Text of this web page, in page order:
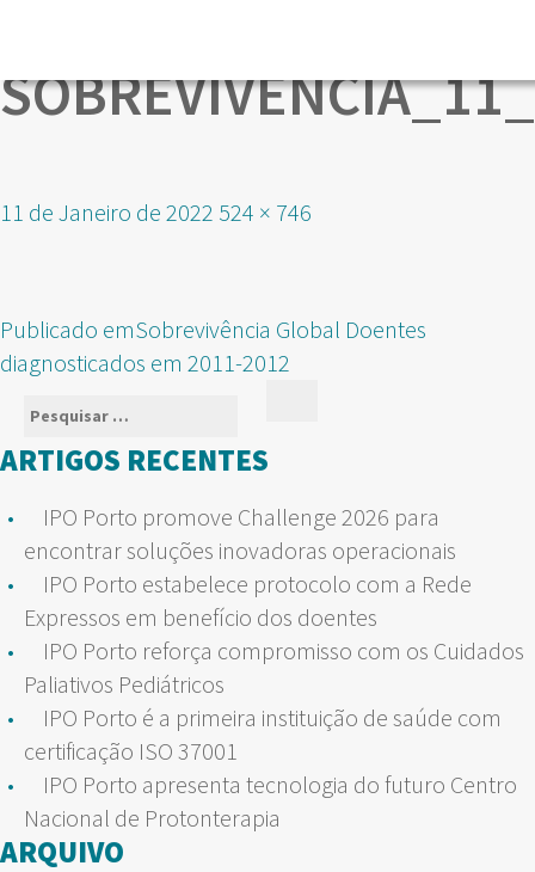
Publicado
11 de Janeiro de 2022 Tamanho
524 × 746
NAVEGAÇÃO
DE
ARTIGOS
Publicado emSobrevivência Global Doentes
diagnosticados em 2011-2012
Pesquisar
por:
ARTIGOS RECENTES
IPO Porto promove Challenge 2026 para
encontrar soluções inovadoras operacionais
IPO Porto estabelece protocolo com a Rede
Expressos em benefício dos doentes
IPO Porto reforça compromisso com os Cuidados
Paliativos Pediátricos
IPO Porto é a primeira instituição de saúde com
certificação ISO 37001
IPO Porto apresenta tecnologia do futuro Centro
Nacional de Protonterapia
ARQUIVO